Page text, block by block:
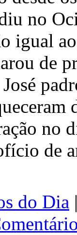
no
igual
de
no
de
do Dia